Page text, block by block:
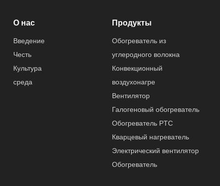
е обслуживание
запасных
сть
1200 Вт
На открытом
воздухе, Отель,
Гараж,
Коммерческий,
Домашнее
О нас
Введение
Честь
Культура
среда
Продукты
Обогреватель из
углеродного волокна
Конвекционный
воздухонагре
Вентилятор
Галогеновый обогреватель
Обогреватель PTC
Кварцевый нагреватель
Электрический вентилятор
Обогреватель